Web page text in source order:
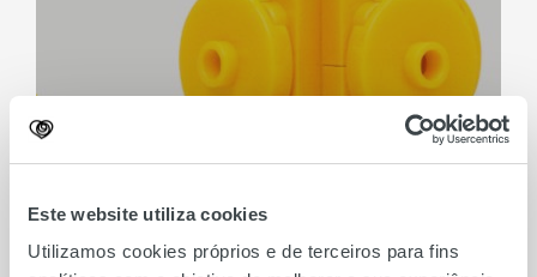
Este website utiliza cookies
Utilizamos cookies próprios e de terceiros para fins
Make & Take Troféu